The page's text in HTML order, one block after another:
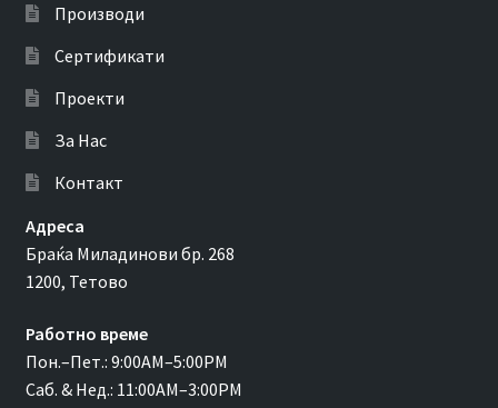
Производи
Сертификати
Проекти
За Нас
Контакт
Адреса
Браќа Миладинови бр. 268
1200, Тетово
Работно време
Пон.–Пет.: 9:00AM–5:00PM
Саб. & Нед.: 11:00AM–3:00PM